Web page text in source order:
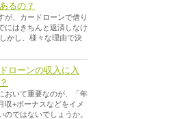
るの？
が、カードローンで借り
にはきちんと返済しなけ
かし、様々な理由で決
ローンの収入に入
おいて重要なのが、「年
収+ボーナスなどをイメ
のではないでしょうか。